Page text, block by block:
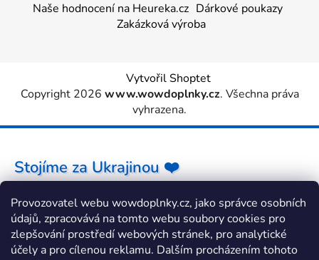
Provozovatel webu wowdoplnky.cz, jako správce osobních
údajů, zpracovává na tomto webu soubory cookies pro
zlepšování prostředí webových stránek, pro analytické
účely a pro cílenou reklamu. Dalším procházením tohoto
Naše hodnocení na Heureka.cz Dárkové poukazy
Zakázková výroba
Vytvořil Shoptet
Copyright 2026 www.wowdoplnky.cz. Všechna práva
vyhrazena.
Stojíme za Ukrajinou ❤️
Jak a čím pomoci »